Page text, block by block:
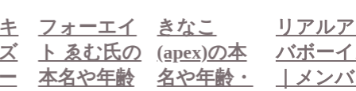
フォーエイ
ト ゑむ氏の
本名や年齢
きなこ
(apex)の本
名や年齢・
リアル
バボー
｜メン